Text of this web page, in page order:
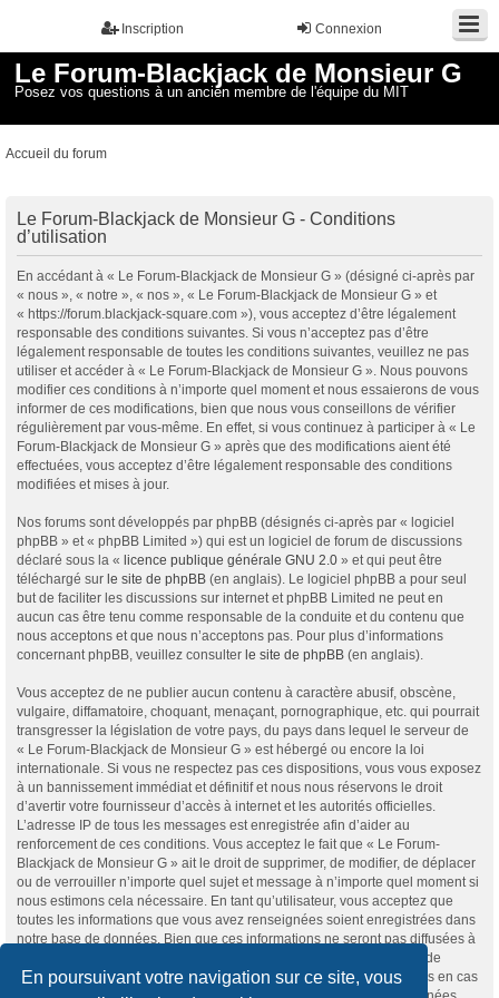
En poursuivant votre navigation sur ce site, vous
Connexion
Inscription
Le Forum-Blackjack de Monsieur G
Posez vos questions à un ancien membre de l'équipe du MIT
Accueil du forum
Le Forum-Blackjack de Monsieur G - Conditions
d’utilisation
En accédant à « Le Forum-Blackjack de Monsieur G » (désigné ci-après par
« nous », « notre », « nos », « Le Forum-Blackjack de Monsieur G » et
« https://forum.blackjack-square.com »), vous acceptez d’être légalement
responsable des conditions suivantes. Si vous n’acceptez pas d’être
légalement responsable de toutes les conditions suivantes, veuillez ne pas
utiliser et accéder à « Le Forum-Blackjack de Monsieur G ». Nous pouvons
modifier ces conditions à n’importe quel moment et nous essaierons de vous
informer de ces modifications, bien que nous vous conseillons de vérifier
régulièrement par vous-même. En effet, si vous continuez à participer à « Le
Forum-Blackjack de Monsieur G » après que des modifications aient été
effectuées, vous acceptez d’être légalement responsable des conditions
modifiées et mises à jour.
Nos forums sont développés par phpBB (désignés ci-après par « logiciel
phpBB » et « phpBB Limited ») qui est un logiciel de forum de discussions
déclaré sous la « licence publique générale GNU 2.0 » et qui peut être
téléchargé sur le site de phpBB (en anglais). Le logiciel phpBB a pour seul
but de faciliter les discussions sur internet et phpBB Limited ne peut en
aucun cas être tenu comme responsable de la conduite et du contenu que
nous acceptons et que nous n’acceptons pas. Pour plus d’informations
concernant phpBB, veuillez consulter le site de phpBB (en anglais).
Vous acceptez de ne publier aucun contenu à caractère abusif, obscène,
vulgaire, diffamatoire, choquant, menaçant, pornographique, etc. qui pourrait
transgresser la législation de votre pays, du pays dans lequel le serveur de
« Le Forum-Blackjack de Monsieur G » est hébergé ou encore la loi
internationale. Si vous ne respectez pas ces dispositions, vous vous exposez
à un bannissement immédiat et définitif et nous nous réservons le droit
d’avertir votre fournisseur d’accès à internet et les autorités officielles.
L’adresse IP de tous les messages est enregistrée afin d’aider au
renforcement de ces conditions. Vous acceptez le fait que « Le Forum-
Blackjack de Monsieur G » ait le droit de supprimer, de modifier, de déplacer
ou de verrouiller n’importe quel sujet et message à n’importe quel moment si
nous estimons cela nécessaire. En tant qu’utilisateur, vous acceptez que
toutes les informations que vous avez renseignées soient enregistrées dans
notre base de données. Bien que ces informations ne seront pas diffusées à
une tierce partie sans votre consentement, ni « Le Forum-Blackjack de
Monsieur G », ni phpBB, ne pourront être tenus comme responsables en cas